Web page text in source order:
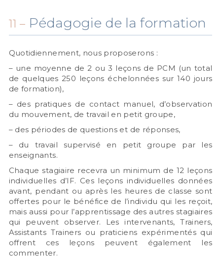
11 –Pédagogie de la formation
Quotidiennement, nous proposerons :
– une moyenne de 2 ou 3 leçons de PCM (un total
de quelques 250 leçons échelonnées sur 140 jours
de formation),
– des pratiques de contact manuel, d’observation
du mouvement, de travail en petit groupe,
– des périodes de questions et de réponses,
– du travail supervisé en petit groupe par les
enseignants.
Chaque stagiaire recevra un minimum de 12 leçons
individuelles d’IF. Ces leçons individuelles données
avant, pendant ou après les heures de classe sont
offertes pour le bénéfice de l’individu qui les reçoit,
mais aussi pour l’apprentissage des autres stagiaires
qui peuvent observer. Les intervenants, Trainers,
Assistants Trainers ou praticiens expérimentés qui
offrent ces leçons peuvent également les
commenter.